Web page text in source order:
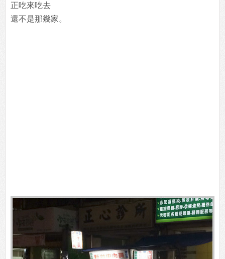
正吃來吃去
還不是那幾家。